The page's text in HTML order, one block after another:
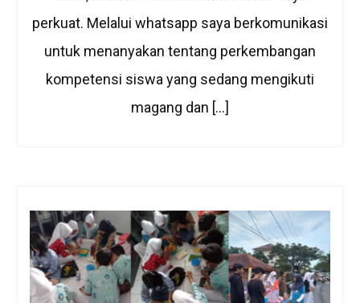
perkuat. Melalui whatsapp saya berkomunikasi
untuk menanyakan tentang perkembangan
kompetensi siswa yang sedang mengikuti
magang dan […]